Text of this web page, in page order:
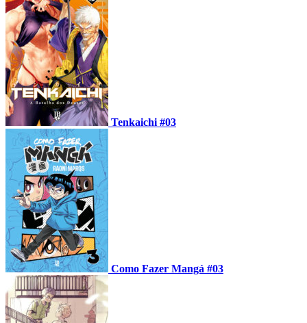
Tenkaichi #03
Como Fazer Mangá #03